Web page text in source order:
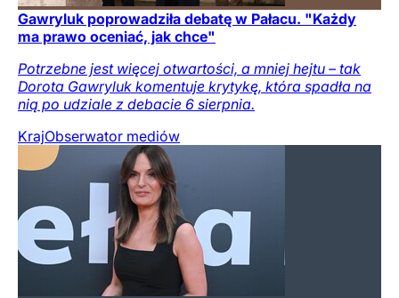
Gawryluk poprowadziła debatę w Pałacu. "Każdy
ma prawo oceniać, jak chce"
Potrzebne jest więcej otwartości, a mniej hejtu – tak
Dorota Gawryluk komentuje krytykę, która spadła na
nią po udziale z debacie 6 sierpnia.
KrajObserwator mediów